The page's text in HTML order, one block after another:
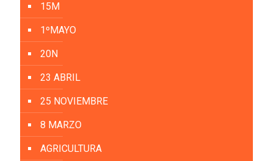
15M
1ºMAYO
20N
23 ABRIL
25 NOVIEMBRE
8 MARZO
AGRICULTURA